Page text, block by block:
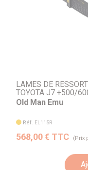
LAMES DE
TOYOTA J7 +500/
Old Man Emu
Réf. EL115R
568,00 € TTC (Prix